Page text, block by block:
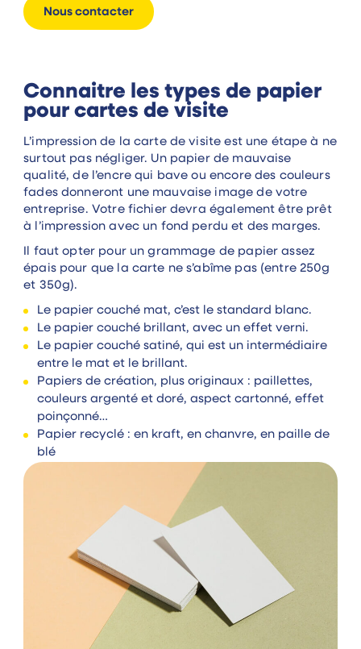
Nous contacter
Connaitre les types de papier
pour cartes de visite
L’impression de la carte de visite est une étape à ne
surtout pas négliger. Un papier de mauvaise
qualité, de l’encre qui bave ou encore des couleurs
fades donneront une mauvaise image de votre
entreprise. Votre fichier devra également être prêt
à l’impression avec un fond perdu et des marges.
Il faut opter pour un grammage de papier assez
épais pour que la carte ne s’abîme pas (entre 250g
et 350g).
Le papier couché mat, c’est le standard blanc.
Le papier couché brillant, avec un effet verni.
Le papier couché satiné, qui est un intermédiaire
entre le mat et le brillant.
Papiers de création, plus originaux : paillettes,
couleurs argenté et doré, aspect cartonné, effet
poinçonné…
Papier recyclé : en kraft, en chanvre, en paille de
blé